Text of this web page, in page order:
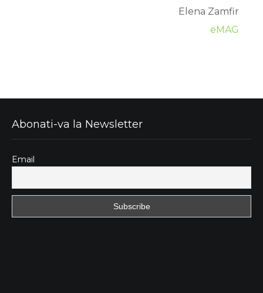
Elena Zamfir
eMAG
Abonati-va la Newsletter
Email